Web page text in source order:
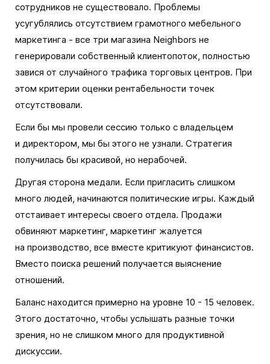
сотрудников не существовало. Проблемы
усугублялись отсутствием грамотного мебельного
маркетинга - все три магазина Neighbors не
генерировали собственный клиентопоток, полностью
завися от случайного трафика торговых центров. При
этом критерии оценки рентабельности точек
отсутствовали.
Если бы мы провели сессию только с владельцем
и директором, мы бы этого не узнали. Стратегия
получилась бы красивой, но нерабочей.
Другая сторона медали. Если пригласить слишком
много людей, начинаются политические игры. Каждый
отстаивает интересы своего отдела. Продажи
обвиняют маркетинг, маркетинг жалуется
на производство, все вместе критикуют финансистов.
Вместо поиска решений получается выяснение
отношений.
Баланс находится примерно на уровне 10 - 15 человек.
Этого достаточно, чтобы услышать разные точки
зрения, но не слишком много для продуктивной
дискуссии.